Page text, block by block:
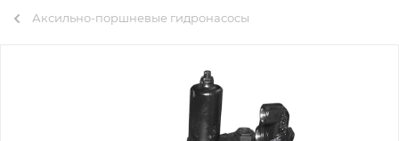
Аксильно-поршневые гидронасосы